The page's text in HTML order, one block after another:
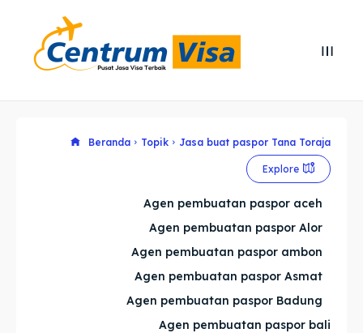
Cari
Cari
Explore our destinations
Explore our destinations
Beranda Topik Jasa buat paspor Tana Toraja
Explore
Agen pembuatan paspor aceh
Agen pembuatan paspor Alor
Agen pembuatan paspor ambon
Agen pembuatan paspor Asmat
Agen pembuatan paspor Badung
Agen pembuatan paspor bali